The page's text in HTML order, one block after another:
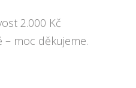
2.000 Kč
moc děkujeme.